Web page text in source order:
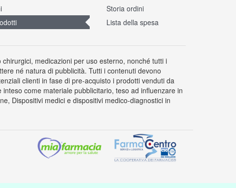
Storia ordini
Lista della spesa
medicazioni per uso esterno, nonché tutti i
né natura di pubblicità. Tutti i contenuti devono
clienti in fase di pre-acquisto i prodotti venduti da
come materiale pubblicitario, teso ad influenzare in
Dispositivi medici e dispositivi medico-diagnostici in